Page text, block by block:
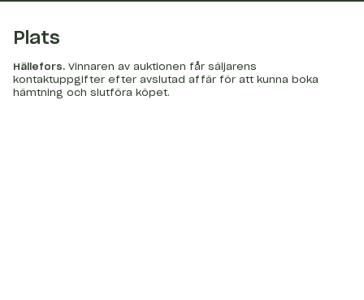
Plats
Hällefors. Vinnaren av auktionen får säljarens
kontaktuppgifter efter avslutad affär för att kunna boka
hämtning och slutföra köpet.